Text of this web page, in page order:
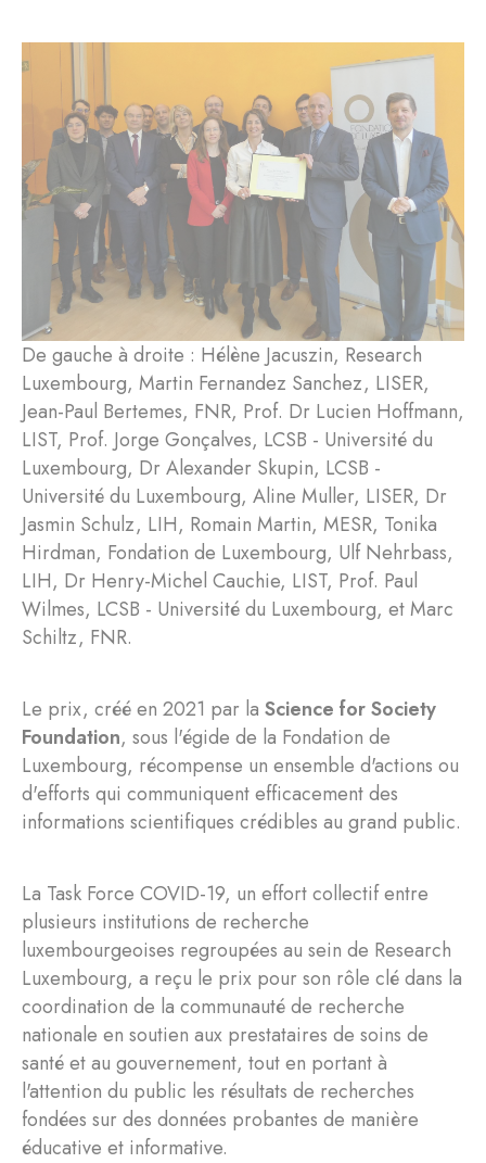
De gauche à droite : Hélène Jacuszin, Research
Luxembourg, Martin Fernandez Sanchez, LISER,
Jean-Paul Bertemes, FNR, Prof. Dr Lucien Hoffmann,
LIST, Prof. Jorge Gonçalves, LCSB - Université du
Luxembourg, Dr Alexander Skupin, LCSB -
Université du Luxembourg, Aline Muller, LISER, Dr
Jasmin Schulz, LIH, Romain Martin, MESR, Tonika
Hirdman, Fondation de Luxembourg, Ulf Nehrbass,
LIH, Dr Henry-Michel Cauchie, LIST, Prof. Paul
Wilmes, LCSB - Université du Luxembourg, et Marc
Schiltz, FNR.
Le prix, créé en 2021 par la Science for Society
Foundation, sous l'égide de la Fondation de
Luxembourg, récompense un ensemble d'actions ou
d'efforts qui communiquent efficacement des
informations scientifiques crédibles au grand public.
La Task Force COVID-19, un effort collectif entre
plusieurs institutions de recherche
luxembourgeoises regroupées au sein de Research
Luxembourg, a reçu le prix pour son rôle clé dans la
coordination de la communauté de recherche
nationale en soutien aux prestataires de soins de
santé et au gouvernement, tout en portant à
l'attention du public les résultats de recherches
fondées sur des données probantes de manière
éducative et informative.